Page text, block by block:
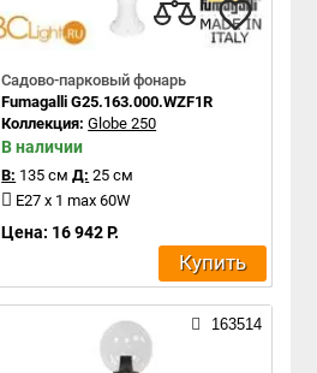
Садово-парковый фонарь
Fumagalli G25.163.000.WZF1R
Коллекция:Globe 250
В наличии
В: 135 см Д: 25 см
E27 x 1 max 60W
Цена: 16 942 Р.
Купить
163514